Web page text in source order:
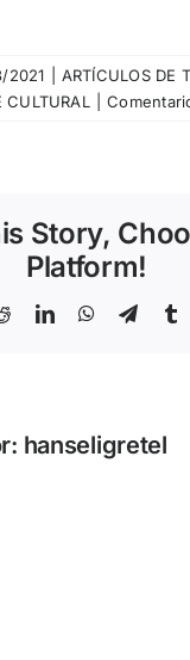
2021 ARTÍCULOS DE
CULTURAL
Story,
Platform!
RedditLinkedInWhatsApp
hanseligretel